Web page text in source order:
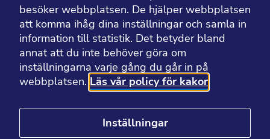
BESÖK ÄVEN
Läkemedelsakademin
Apotekarsocietetens museum
besöker webbplatsen. De hjälper webbplatsen
att komma ihåg dina inställningar och samla in
information till statistik. Det betyder bland
annat att du inte behöver göra om
inställningarna varje gång du går in på
webbplatsen. Läs vår policy för kakor
Inställningar
hur
hemsidan
används.
Upplevelse
För att
hemsidan
så bra som
möjligt för
dig under ditt